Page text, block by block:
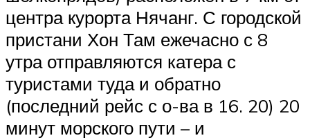
центра курорта Нячанг. С городской
пристани Хон Там ежечасно с 8
утра отправляются катера с
туристами туда и обратно
(последний рейс с о-ва в 16. 20) 20
минут морского пути – и